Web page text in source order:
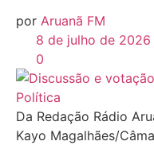
por Aruanã FM
8 de julho de 2026
0
Política
Da Redação Rádio
Kayo Magalhães/